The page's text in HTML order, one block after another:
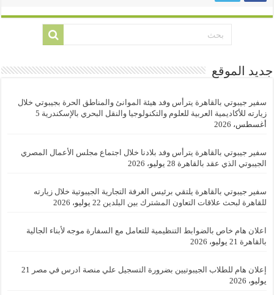
جديد الموقع
سفير جيبوتي بالقاهرة يترأس وفد هيئة الموانئ والمناطق الحرة بجيبوتي خلال
زيارته للأكاديمية العربية للعلوم والتكنولوجيا والنقل البحري بالإسكندرية 5
أغسطس، 2026
سفير جيبوتي بالقاهرة يترأس وفد بلادنا خلال اجتماع مجلس الأعمال المصري
الجيبوتي الذي عقد بالقاهرة 28 يوليو، 2026
سفير جيبوتي بالقاهرة يلتقي برئيس الغرفة التجارية الجيبوتية خلال زيارته
للقاهرة لبحث علاقات التعاون المشترك بين البلدين 22 يوليو، 2026
اعلان هام خاص بالضوابط التنظيمية للتعامل مع السفارة موجه لأبناء الجالية
بالقاهرة 21 يوليو، 2026
إعلان هام للطلاب الجيبوتيين بضرورة التسجيل علي منصة ادرس في مصر 21
يوليو، 2026